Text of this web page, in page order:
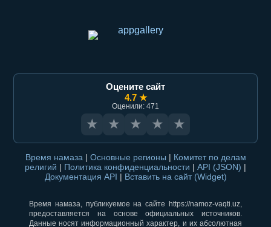
Оцените сайт
4.7 ★
Оценили: 471
★ ★ ★ ★ ★
Время намаза | Основные регионы | Комитет по делам
религий | Политика конфиденциальности | API (JSON) |
Документация API | Вставить на сайт (Widget)
Время намаза, публикуемое на сайте https://namoz-vaqti.uz,
предоставляется на основе официальных источников.
Данные носят информационный характер, и их абсолютная